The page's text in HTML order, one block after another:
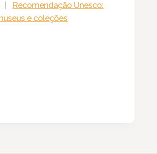
Recomendação Unesco:
e coleções